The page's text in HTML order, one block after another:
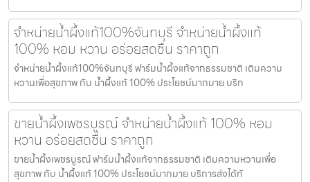
จำหน่ายน้ำผึ้งแท้100%จันทบุรี จำหน่ายน้ำผึ้งแท้
100% หอม หวาน อร่อยสดชื่น ราคาถูก
จำหน่ายน้ำผึ้งแท้100%จันทบุรี ฟาร์มน้ำผึ้งแท้จากธรรมชาติ เติมความ
หวานเพื่อสุขภาพ กับ น้ำผึ้งแท้ 100% ประโยชน์มากมาย บริก
ขายน้ำผึ้งเพชรบูรณ์ จำหน่ายน้ำผึ้งแท้ 100% หอม
หวาน อร่อยสดชื่น ราคาถูก
ขายน้ำผึ้งเพชรบูรณ์ ฟาร์มน้ำผึ้งแท้จากธรรมชาติ เติมความหวานเพื่อ
สุขภาพ กับ น้ำผึ้งแท้ 100% ประโยชน์มากมาย บริการส่งได้ทั